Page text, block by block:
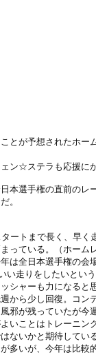
とが予想されたホー
ン☆ステラも応援に
本選手権の直前のレ
。
ートまで長く、早く
っている。（ホーム
は全日本選手権の会
い走りをしたいとい
シャーも力になると
から少し回復。コン
邪が残っていたが今
いことはトレーニン
ないかと期待してい
多いが、今年は比較